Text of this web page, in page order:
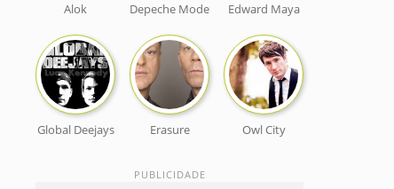
Alok Depeche Mode Edward Maya
Global Deejays Erasure Owl City